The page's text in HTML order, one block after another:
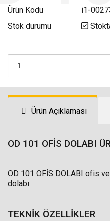
Ürün Kodu
i1-
Stok durumu
Ürün Açıklaması
OD 101 OFİS DOLABI
OD 101 OFİS DOLABI ofis
dolabı
TEKNIK ÖZELLIKLER